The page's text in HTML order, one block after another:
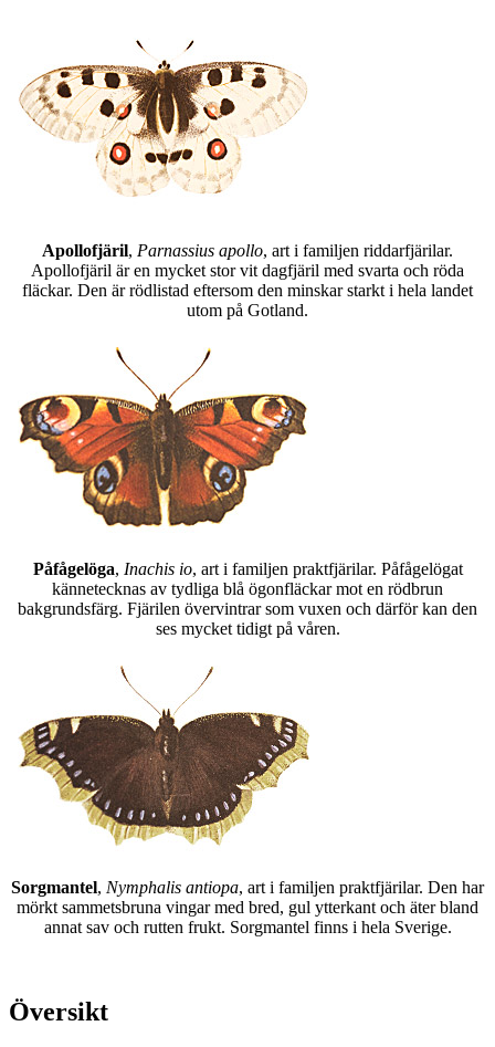
Apollofjäril, Parnassius apollo, art i familjen riddarfjärilar.
Apollofjäril är en mycket stor vit dagfjäril med svarta och röda
fläckar. Den är rödlistad eftersom den minskar starkt i hela landet
utom på Gotland.
Påfågelöga, Inachis io, art i familjen praktfjärilar. Påfågelögat
kännetecknas av tydliga blå ögonfläckar mot en rödbrun
bakgrundsfärg. Fjärilen övervintrar som vuxen och därför kan den
ses mycket tidigt på våren.
Sorgmantel, Nymphalis antiopa, art i familjen praktfjärilar. Den har
mörkt sammetsbruna vingar med bred, gul ytterkant och äter bland
annat sav och rutten frukt. Sorgmantel finns i hela Sverige.
Översikt